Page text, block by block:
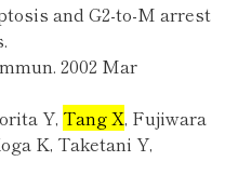
and G2-to-M arrest
2002 Mar
Y, Tang X, Fujiwara
K, Taketani Y,